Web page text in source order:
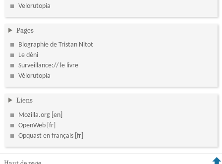
Velorutopia
Pages
Biographie de Tristan Nitot
Le déni
Surveillance:// le livre
Vélorutopia
Liens
Mozilla.org
OpenWeb
Opquast en français